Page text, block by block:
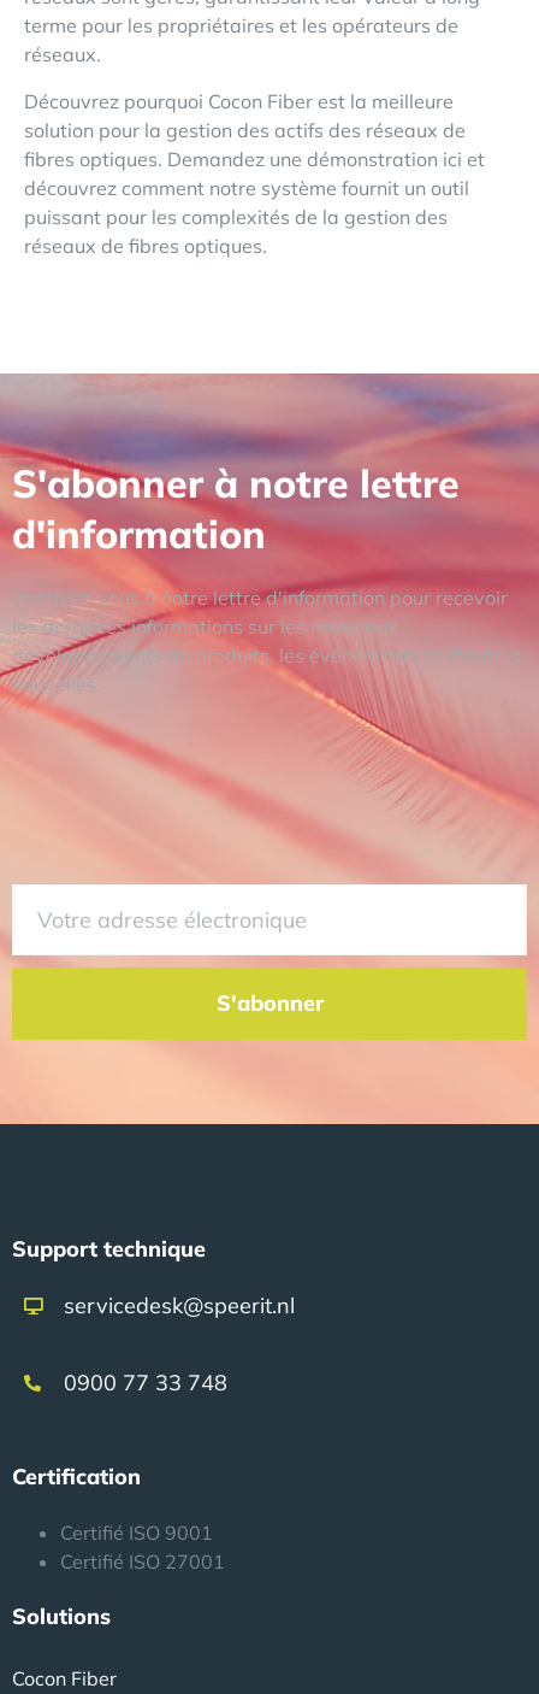
terme pour les propriétaires et les opérateurs de
réseaux.
Découvrez pourquoi Cocon Fiber est la meilleure
solution pour la gestion des actifs des réseaux de
fibres optiques. Demandez une démonstration ici et
découvrez comment notre système fournit un outil
puissant pour les complexités de la gestion des
réseaux de fibres optiques.
S'abonner à notre lettre
d'information
Inscrivez-vous à notre lettre d'information pour recevoir
les dernières informations sur les nouveaux
développements de produits, les événements et d'autres
nouvelles.
S'abonner
Support technique
servicedesk@speerit.nl
0900 77 33 748
Certification
Certifié ISO 9001
Certifié ISO 27001
Solutions
Cocon Fiber